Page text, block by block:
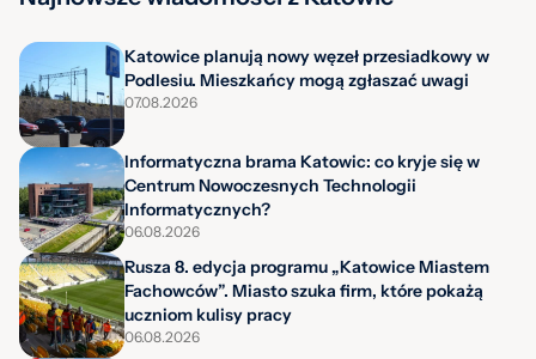
Katowice planują nowy węzeł przesiadkowy w
Podlesiu. Mieszkańcy mogą zgłaszać uwagi
07.08.2026
Informatyczna brama Katowic: co kryje się w
Centrum Nowoczesnych Technologii
Informatycznych?
06.08.2026
Rusza 8. edycja programu „Katowice Miastem
Fachowców”. Miasto szuka firm, które pokażą
uczniom kulisy pracy
06.08.2026